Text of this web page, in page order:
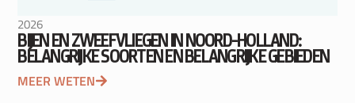
2026
BIJEN EN ZWEEFVLIEGEN IN NOORD-HOLLAND:
BELANGRIJKE SOORTEN EN BELANGRIJKE GEBIEDEN
MEER WETEN